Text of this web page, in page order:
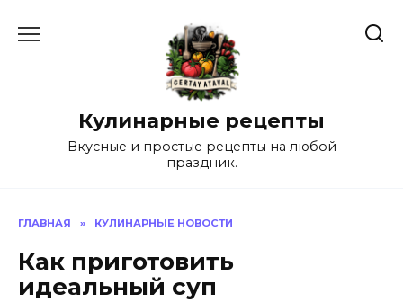
Кулинарные рецепты
Вкусные и простые рецепты на любой
праздник.
ГЛАВНАЯ » КУЛИНАРНЫЕ НОВОСТИ
Как приготовить
идеальный суп